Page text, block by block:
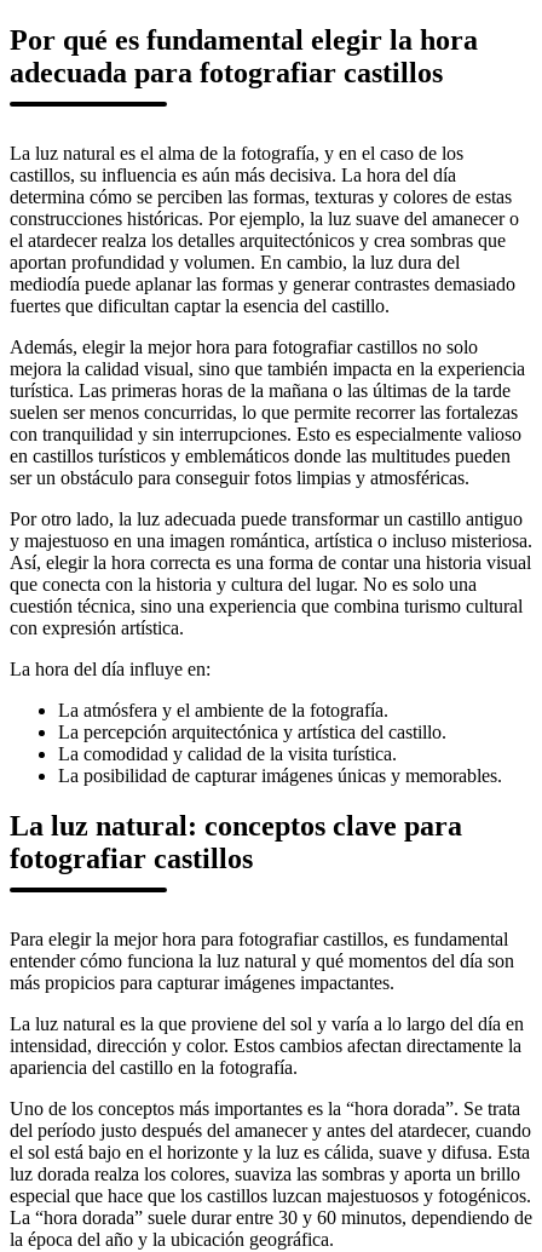
Por qué es fundamental elegir la hora
adecuada para fotografiar castillos
La luz natural es el alma de la fotografía, y en el caso de los
castillos, su influencia es aún más decisiva. La hora del día
determina cómo se perciben las formas, texturas y colores de estas
construcciones históricas. Por ejemplo, la luz suave del amanecer o
el atardecer realza los detalles arquitectónicos y crea sombras que
aportan profundidad y volumen. En cambio, la luz dura del
mediodía puede aplanar las formas y generar contrastes demasiado
fuertes que dificultan captar la esencia del castillo.
Además, elegir la mejor hora para fotografiar castillos no solo
mejora la calidad visual, sino que también impacta en la experiencia
turística. Las primeras horas de la mañana o las últimas de la tarde
suelen ser menos concurridas, lo que permite recorrer las fortalezas
con tranquilidad y sin interrupciones. Esto es especialmente valioso
en castillos turísticos y emblemáticos donde las multitudes pueden
ser un obstáculo para conseguir fotos limpias y atmosféricas.
Por otro lado, la luz adecuada puede transformar un castillo antiguo
y majestuoso en una imagen romántica, artística o incluso misteriosa.
Así, elegir la hora correcta es una forma de contar una historia visual
que conecta con la historia y cultura del lugar. No es solo una
cuestión técnica, sino una experiencia que combina turismo cultural
con expresión artística.
La hora del día influye en:
La atmósfera y el ambiente de la fotografía.
La percepción arquitectónica y artística del castillo.
La comodidad y calidad de la visita turística.
La posibilidad de capturar imágenes únicas y memorables.
La luz natural: conceptos clave para
fotografiar castillos
Para elegir la mejor hora para fotografiar castillos, es fundamental
entender cómo funciona la luz natural y qué momentos del día son
más propicios para capturar imágenes impactantes.
La luz natural es la que proviene del sol y varía a lo largo del día en
intensidad, dirección y color. Estos cambios afectan directamente la
apariencia del castillo en la fotografía.
Uno de los conceptos más importantes es la “hora dorada”. Se trata
del período justo después del amanecer y antes del atardecer, cuando
el sol está bajo en el horizonte y la luz es cálida, suave y difusa. Esta
luz dorada realza los colores, suaviza las sombras y aporta un brillo
especial que hace que los castillos luzcan majestuosos y fotogénicos.
La “hora dorada” suele durar entre 30 y 60 minutos, dependiendo de
la época del año y la ubicación geográfica.